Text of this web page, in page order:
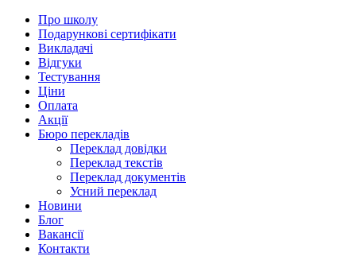
Про школу
Подарункові сертифікати
Викладачі
Відгуки
Тестування
Ціни
Оплата
Акції
Бюро перекладів
Переклад довідки
Переклад текстів
Переклад документів
Усний переклад
Новини
Блог
Вакансії
Контакти